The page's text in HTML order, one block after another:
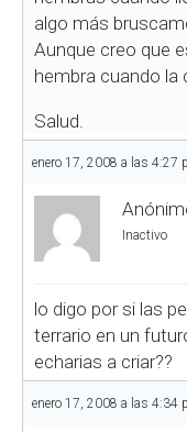
algo más
Aunque creo que
hembra cuando la
Salud.
enero 17, 2008 a las 4:27
Inactivo
lo digo por si las
terrario en un
echarias a criar??
enero 17, 2008 a las 4:34